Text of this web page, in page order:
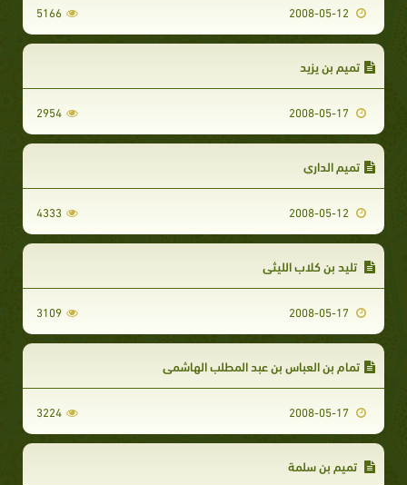
5166
تميم بن يزيد
2954
تميم الداري
4333
تليد بن كلاب الليثي
3109
تمام بن العباس بن عبد المطلب الهاشمي
3224
‏ تميم بن سلمة